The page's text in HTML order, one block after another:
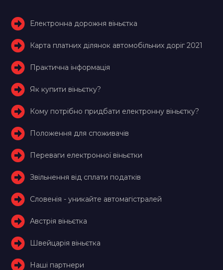
Електронна дорожня віньєтка
Карта платних ділянок автомобільних доріг 2021
Практична інформація
Як купити віньєтку?
Кому потрібно придбати електронну віньєтку?
Положення для споживачів
Переваги електронної віньєтки
Звільнення від сплати податків
Словенія - уникайте автомагістралей
Австрія віньєтка
Швейцарія віньєтка
Наші партнери